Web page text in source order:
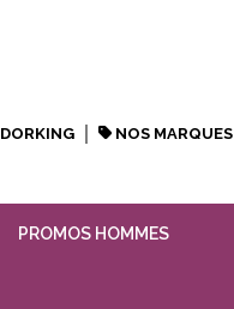
DORKING NOS MARQUES
PROMOS HOMMES